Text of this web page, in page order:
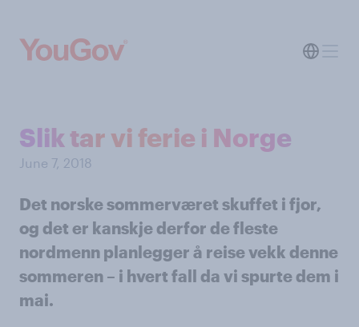
Slik tar vi ferie i Norge
June 7, 2018
Det norske sommerværet skuffet i fjor,
og det er kanskje derfor de fleste
nordmenn planlegger å reise vekk denne
sommeren – i hvert fall da vi spurte dem i
mai.